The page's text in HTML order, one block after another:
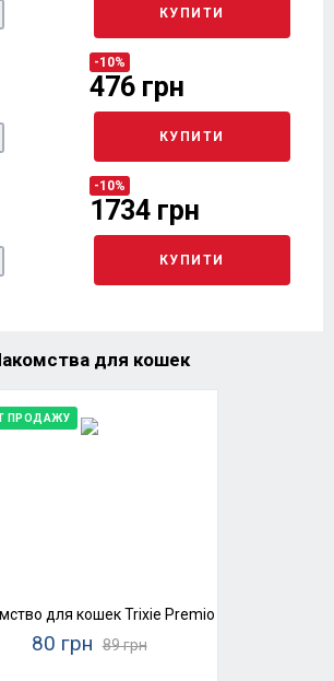
КУПИТИ
-10%
476 грн
КУПИТИ
-10%
1734 грн
КУПИТИ
для кошек
ПРОДАЖУ
для кошек Trixie Premio Stick Quintett
80 грн 89 грн